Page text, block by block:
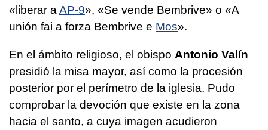
«liberar a AP-9», «Se vende Bembrive» o «A
unión fai a forza Bembrive e Mos».
En el ámbito religioso, el obispo Antonio Valín
presidió la misa mayor, así como la procesión
posterior por el perímetro de la iglesia. Pudo
comprobar la devoción que existe en la zona
hacia el santo, a cuya imagen acudieron